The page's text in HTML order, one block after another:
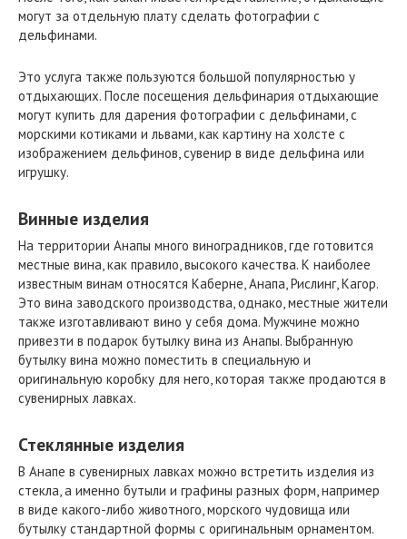
могут за отдельную плату сделать фотографии с
дельфинами.
Это услуга также пользуются большой популярностью у
отдыхающих. После посещения дельфинария отдыхающие
могут купить для дарения фотографии с дельфинами, с
морскими котиками и львами, как картину на холсте с
изображением дельфинов, сувенир в виде дельфина или
игрушку.
Винные изделия
На территории Анапы много виноградников, где готовится
местные вина, как правило, высокого качества. К наиболее
известным винам относятся Каберне, Анапа, Рислинг, Кагор.
Это вина заводского производства, однако, местные жители
также изготавливают вино у себя дома. Мужчине можно
привезти в подарок бутылку вина из Анапы. Выбранную
бутылку вина можно поместить в специальную и
оригинальную коробку для него, которая также продаются в
сувенирных лавках.
Стеклянные изделия
В Анапе в сувенирных лавках можно встретить изделия из
стекла, а именно бутыли и графины разных форм, например
в виде какого-либо животного, морского чудовища или
бутылку стандартной формы с оригинальным орнаментом.